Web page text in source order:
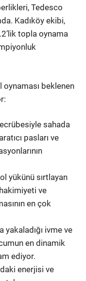
Tedesco
Kadıköy ekibi,
topla oynama
beklenen
sahada
pasları ve
yükünü sırtlayan
ve
en çok
yakaladığı ivme ve
en dinamik
ediyor.
enerjisi ve